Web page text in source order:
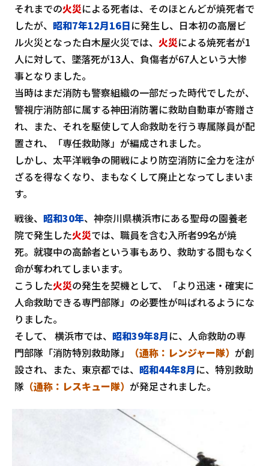
それまでの火災による死者は、そのほとんどが焼死者で
したが、 昭和7年12月16日に発生し、日本初の高層ビ
ル火災となった白木屋火災では、 火災による焼死者が1
人に対して、墜落死が13人、負傷者が67人という大惨
事となりました。
当時はまだ消防も警察組織の一部だった時代でしたが、
警視庁消防部に属する神田消防署に救助自動車が寄贈さ
れ、また、それを駆使して人命救助を行う専属隊員が配
置され、「専任救助隊」が編成されました。
しかし、太平洋戦争の開戦により防空消防に全力を注が
ざるを得なくなり、まもなくして廃止となってしまいま
す。
戦後、 昭和30年、神奈川県横浜市にある聖母の園養老
院で発生した火災では、職員を含む入所者99名が焼
死。就寝中の高齢者という事もあり、救助する間もなく
命が奪われてしまいます。
こうした火災の発生を契機として、「より迅速・確実に
人命救助できる専門部隊」の必要性が叫ばれるようにな
りました。
そして、 横浜市では、 昭和39年8月に、人命救助の専
門部隊「消防特別救助隊」
（通称：レンジャー隊） が創
設され、また、東京都では、 昭和44年8月に、特別救助
隊 （通称：レスキュー隊） が発足されました。